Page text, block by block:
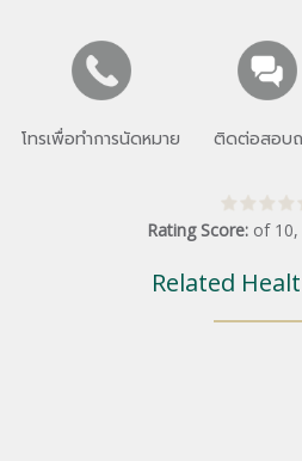
โทรเพื่อทำการนัดหมาย ติดต่อสอบ
Rating Score: of 10,
Related